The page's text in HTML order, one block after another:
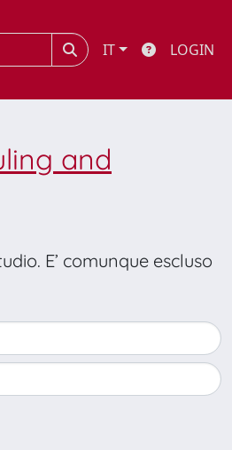
IT LOGIN
and
E’ comunque escluso